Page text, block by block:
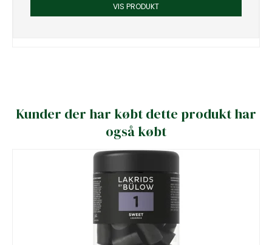
VIS PRODUKT
Kunder der har købt dette produkt har
også købt